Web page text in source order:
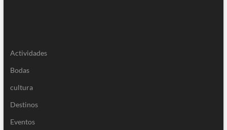
Bodas
cultura
Destinos
Eventos
Pesca